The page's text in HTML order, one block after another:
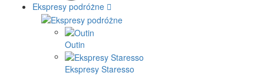
Ekspresy podróżne
Outin
Ekspresy Staresso